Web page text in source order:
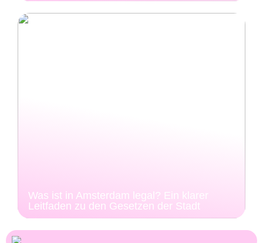
Was ist in Amsterdam legal? Ein klarer
Leitfaden zu den Gesetzen der Stadt